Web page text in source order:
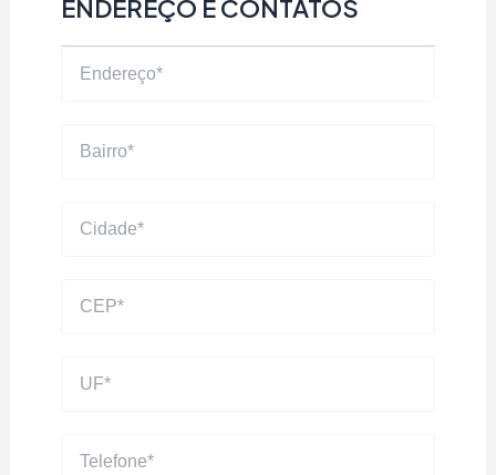
ENDEREÇO E CONTATOS